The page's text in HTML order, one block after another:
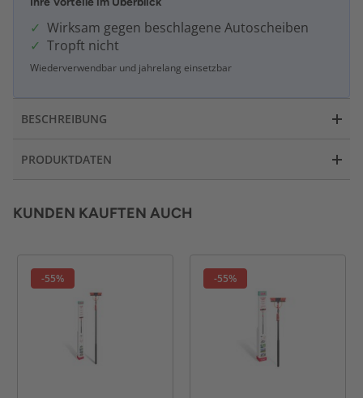
Wirksam gegen beschlagene Autoscheiben
Tropft nicht
Wiederverwendbar und jahrelang einsetzbar
BESCHREIBUNG
PRODUKTDATEN
KUNDEN KAUFTEN AUCH
-55% -55%